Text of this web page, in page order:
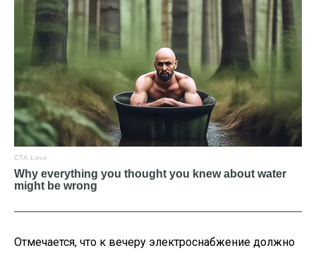
Отмечается, что к вечеру электроснабжение должно